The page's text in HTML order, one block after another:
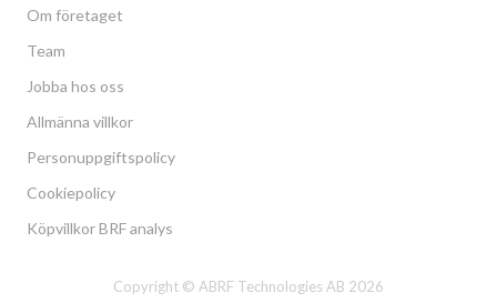
Om företaget
Team
Jobba hos oss
Allmänna villkor
Personuppgiftspolicy
Cookiepolicy
Köpvillkor BRF analys
Copyright © ABRF Technologies AB 2026